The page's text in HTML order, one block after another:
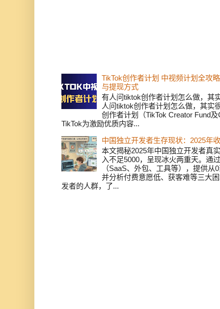
TikTok创作者计划 中视频计划全攻
与提现方式
有人问tiktok创作者计划怎么做，其
人问tiktok创作者计划怎么做，其实
创作者计划（TikTok Creator Fund
TikTok为激励优质内容...
中国独立开发者生存现状：2025年
本文揭秘2025年中国独立开发者真
入不足5000，呈现冰火两重天。通
（SaaS、外包、工具等），提供
并分析付费意愿低、获客难等三大
发者的人群，了...